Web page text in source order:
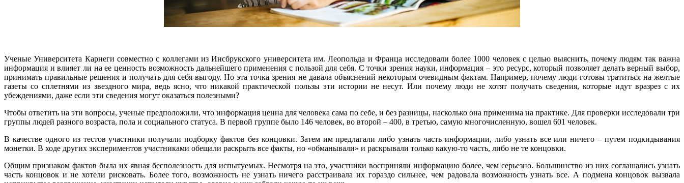
Ученые Университета Карнеги совместно с коллегами из Инсбрукского университета им. Леопольда и Франца исследовали более 1000 человек с целью выяснить, почему людям так важна
информация и влияет ли на ее ценность возможность дальнейшего применения с пользой для себя. С точки зрения науки, информация – это ресурс, который позволяет делать верный выбор,
принимать правильные решения и получать для себя выгоду. Но эта точка зрения не давала объяснений некоторым очевидным фактам. Например, почему люди готовы тратиться на желтые
газеты со сплетнями из звездного мира, ведь ясно, что никакой практической пользы эти истории не несут. Или почему люди не хотят получать сведения, которые идут вразрез с их
убеждениями, даже если эти сведения могут оказаться полезными?
Чтобы ответить на эти вопросы, ученые предположили, что информация ценна для человека сама по себе, и без разницы, насколько она применима на практике. Для проверки исследовали три
группы людей разного возраста, пола и социального статуса. В первой группе было 146 человек, во второй – 400, в третью, самую многочисленную, вошел 601 человек.
В качестве одного из тестов участники получали подборку фактов без концовки. Затем им предлагали либо узнать часть информации, либо узнать все или ничего – путем подкидывания
монетки. В ходе других экспериментов участниками обещали раскрыть все факты, но «обманывали» и раскрывали только какую-то часть, либо не те концовки.
Общим признаком фактов была их явная бесполезность для испытуемых. Несмотря на это, участники восприняли информацию более, чем серьезно. Большинство из них соглашались узнать
часть концовок и не хотели рисковать. Более того, возможность не узнать ничего расстраивала их гораздо сильнее, чем радовала возможность узнать все. А подмена концовок вызвала